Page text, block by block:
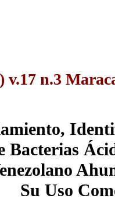
v.17 n.3
Bacterias
Su Uso